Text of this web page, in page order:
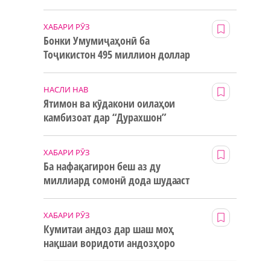
ХАБАРИ РӮЗ
Бонки Умумиҷаҳонӣ ба
Тоҷикистон 495 миллион доллар
НАСЛИ НАВ
Ятимон ва кӯдакони оилаҳои
камбизоат дар “Дурахшон”
ХАБАРИ РӮЗ
Ба нафақагирон беш аз ду
миллиард сомонӣ дода шудааст
ХАБАРИ РӮЗ
Кумитаи андоз дар шаш моҳ
нақшаи воридоти андозҳоро